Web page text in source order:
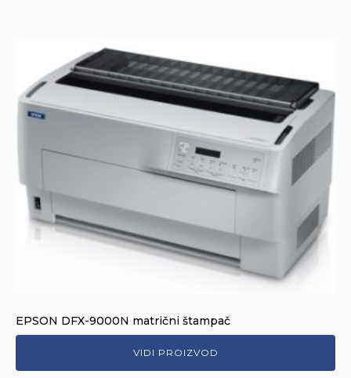
EPSON DFX-9000N matrični štampač
VIDI PROIZVOD